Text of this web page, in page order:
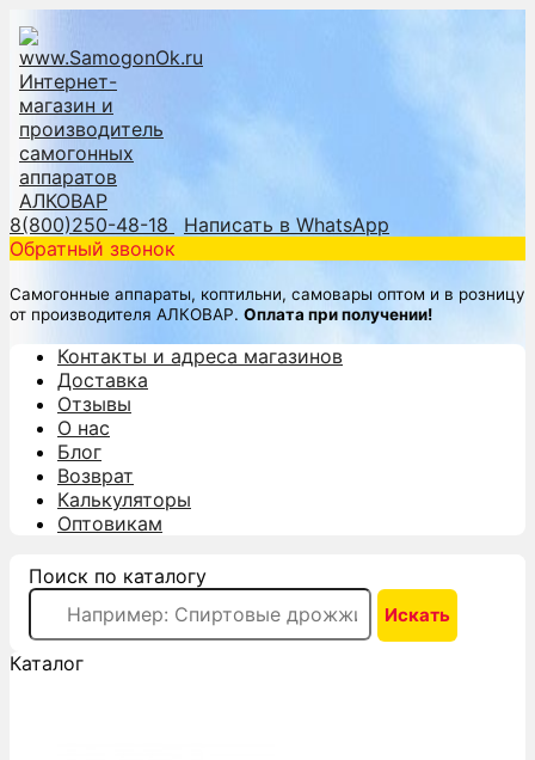
8(800)250-48-18
Написать в WhatsApp
Обратный звонок
Самогонные аппараты, коптильни, самовары оптом и в розницу
от производителя АЛКОВАР. Оплата при получении!
Контакты и адреса магазинов
Доставка
Отзывы
О нас
Блог
Возврат
Калькуляторы
Оптовикам
Поиск по каталогу
Каталог